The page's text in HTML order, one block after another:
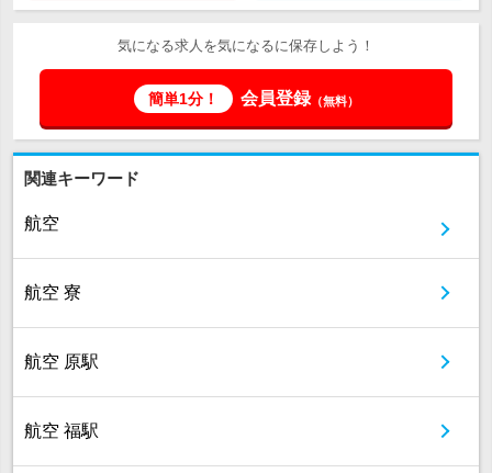
気になる求人を気になるに保存しよう！
簡単1分！ 会員登録（無料）
関連キーワード
航空
航空 寮
航空 原駅
航空 福駅